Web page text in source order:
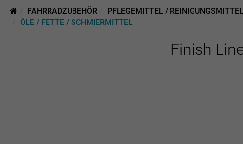
FAHRRADZUBEHÖR
PFLEGEMITTEL /
ÖLE / FETTE / SCHMIERMITTEL
Finish